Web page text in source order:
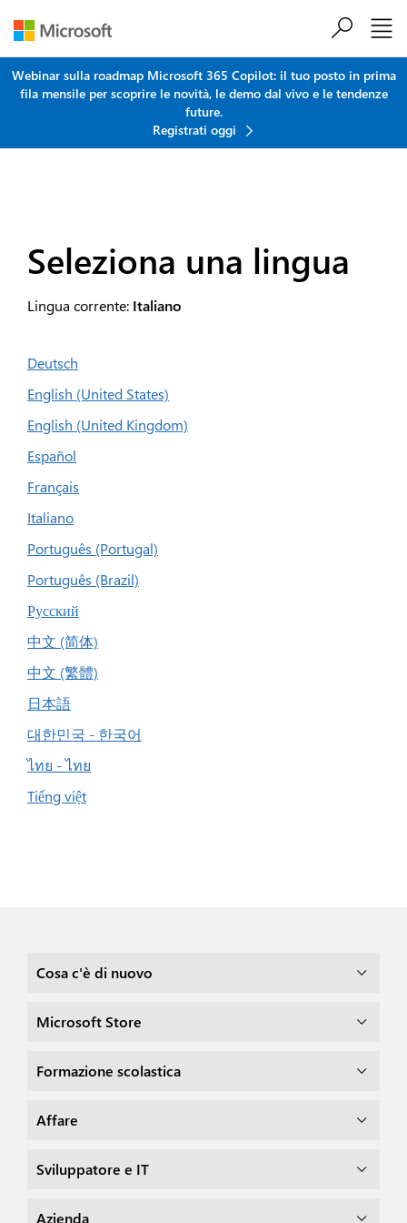
Webinar sulla roadmap Microsoft 365 Copilot: il tuo posto in prima
fila mensile per scoprire le novità, le demo dal vivo e le tendenze
future.
Registrati oggi
Seleziona una lingua
Lingua corrente: Italiano
Deutsch
English (United States)
English (United Kingdom)
Español
Français
Italiano
Português (Portugal)
Português (Brazil)
Русский
中文 (简体)
中文 (繁體)
日本語
대한민국 - 한국어
ไทย - ไทย
Tiếng việt
Cosa c'è di nuovo
Microsoft Store
Formazione scolastica
Affare
Sviluppatore e IT
Azienda